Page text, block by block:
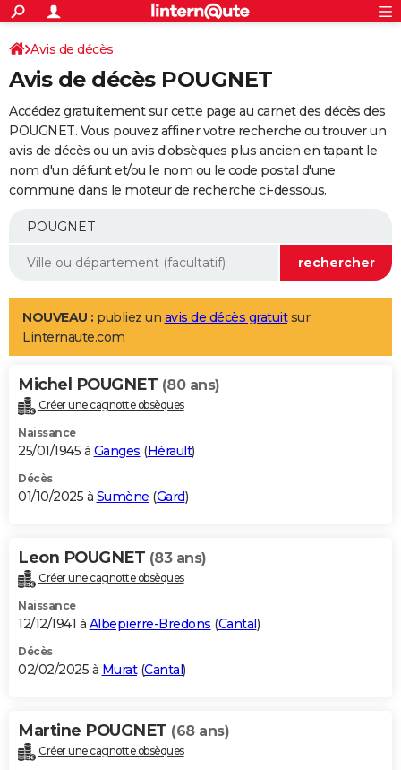
ACTUALITÉS
Politique
Société
Faits Divers
Education
Monde
Villes
+
SPORT
Coupe du monde 2026
Football
Tennis
Cyclisme
Rugby
Forum
Programme TV
TNT
Streaming
Cinéma
Sorties cinéma
Musique
+
FINANCE
Retraite
Epargne
Immobilier
Risques naturels par ville
Banque
Assurance
AUTO
Essais
Réserver un essai
Citadines
Berlines
SUV
Forum auto
+
Mobiles
Meilleur smartphone
Internet
Ordinateurs
Jeux vidéo
Guide high-tech
Aménagement intérieur
LIFESTYLE
Art de vivre
Bien-être
Loisirs
Mode
Modes de vie
Alimentation
Guide de la santé
Maladies
Médicaments
Sommeil
VOYAGE
Destinations
City break
Voyage nature
Voyage de noces
Forum
Climat
+PHOTO
GUIDES D'ACHAT
BONS PLANS
Carte de Noël
Carte Bonne année
Carte Saint-Valentin
Carte Pâques
Carte d'anniversaire
DICTIONNAIRE
Dictionnaire
Biographies
Citations
Expressions
Proverbes
PROGRAMME TV
S'inscrire
Se connecter
Lycées
Collèges
Primaires
Universités
Entreprises
Service militaire
Avis de recherche
AVIS DE DÉCÈS
Bricolage
Lifestyle
Culture
Sport
Auto
Television
Voyage
Cinema
Avis de décès
Avis de décès POUGNET
Accédez gratuitement sur cette page au carnet des décès des
POUGNET. Vous pouvez affiner votre recherche ou trouver un
avis de décès ou un avis d'obsèques plus ancien en tapant le
nom d'un défunt et/ou le nom ou le code postal d'une
commune dans le moteur de recherche ci-dessous.
NOUVEAU : publiez un avis de décès gratuitsur
Linternaute.com
Michel POUGNET (80 ans)
Créer une cagnotte obsèques
Naissance
25/01/1945 à Ganges (Hérault)
Décès
01/10/2025 à Sumène (Gard)
Leon POUGNET (83 ans)
Créer une cagnotte obsèques
Naissance
12/12/1941 à Albepierre-Bredons (Cantal)
Décès
02/02/2025 à Murat(Cantal)
Martine POUGNET (68 ans)
Créer une cagnotte obsèques